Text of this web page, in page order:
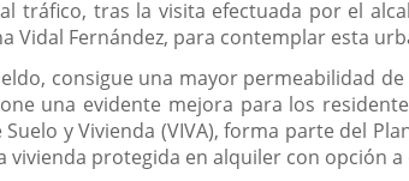
tráfico, tras la visita efectuada por el
Vidal Fernández, para contemplar esta
consigue una mayor permeabilidad
una evidente mejora para los
y Vivienda (VIVA), forma parte del
protegida en alquiler con opción a